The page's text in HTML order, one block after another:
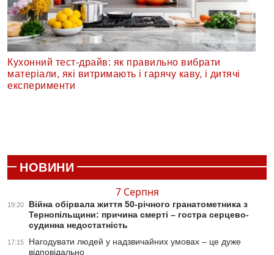
Кухонний тест-драйв: як правильно вибрати
матеріали, які витримають і гарячу каву, і дитячі
експерименти
НОВИНИ
7 Серпня
19:20
Війна обірвала життя 50-річного гранатометника з
Тернопільщини: причина смерті – гостра серцево-
судинна недостатність
17:15
Нагодувати людей у надзвичайних умовах – це дуже
відповідально